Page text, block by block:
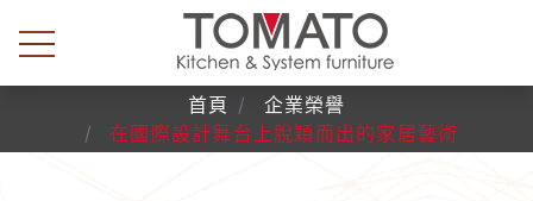
首頁
企業榮譽
在國際設計舞台上脫穎而出的家居藝術